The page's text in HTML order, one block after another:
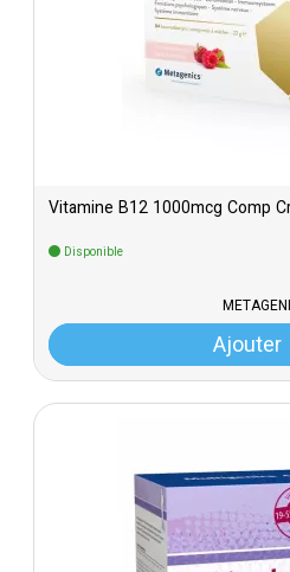
Vitamine B12 1000mcg Comp
Disponible
Ajouter